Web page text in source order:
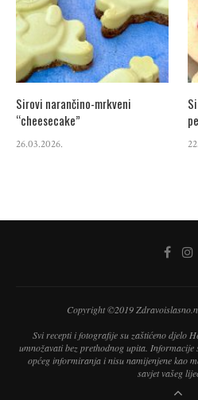
Sirovi narančino-mrkveni
“cheesecake”
26.03.2026.
Copyright ©2019
Svi recepti i fotografije su zaštićeno djelo
umnožavati bez prethodnog upita.
općeg informiranja i nisu namijenjene kao
savjet vašeg